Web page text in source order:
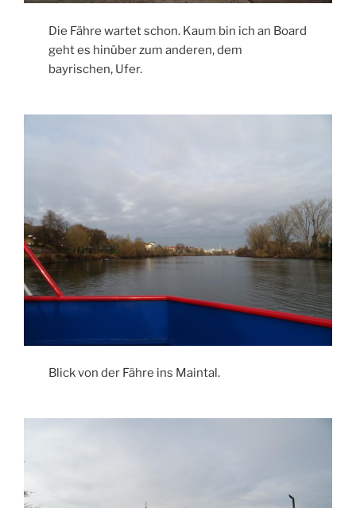
Die Fähre wartet schon. Kaum bin ich an Board
geht es hinüber zum anderen, dem
bayrischen, Ufer.
Blick von der Fähre ins Maintal.